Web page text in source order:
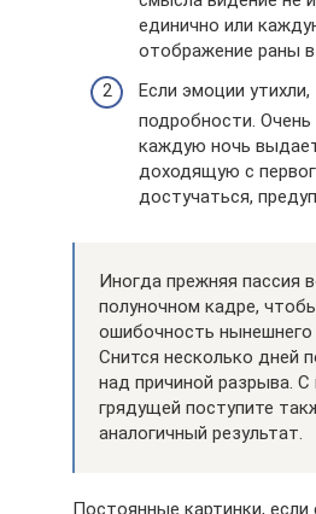
единично или
отображение раны в
Если эмоции
подробности.
каждую ночь
доходящую с
достучаться,
Иногда прежняя пассия
полуночном кадре,
ошибочность нынешнего
Снится несколько дней
над причиной разрыва.
грядущей поступите
аналогичный результат.
Постоянные картинки, если